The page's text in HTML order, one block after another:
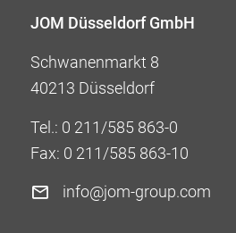
JOM Düsseldorf GmbH
Schwanenmarkt 8
40213 Düsseldorf
Tel.: 0 211/585 863-0
Fax: 0 211/585 863-10
info@jom-group.com